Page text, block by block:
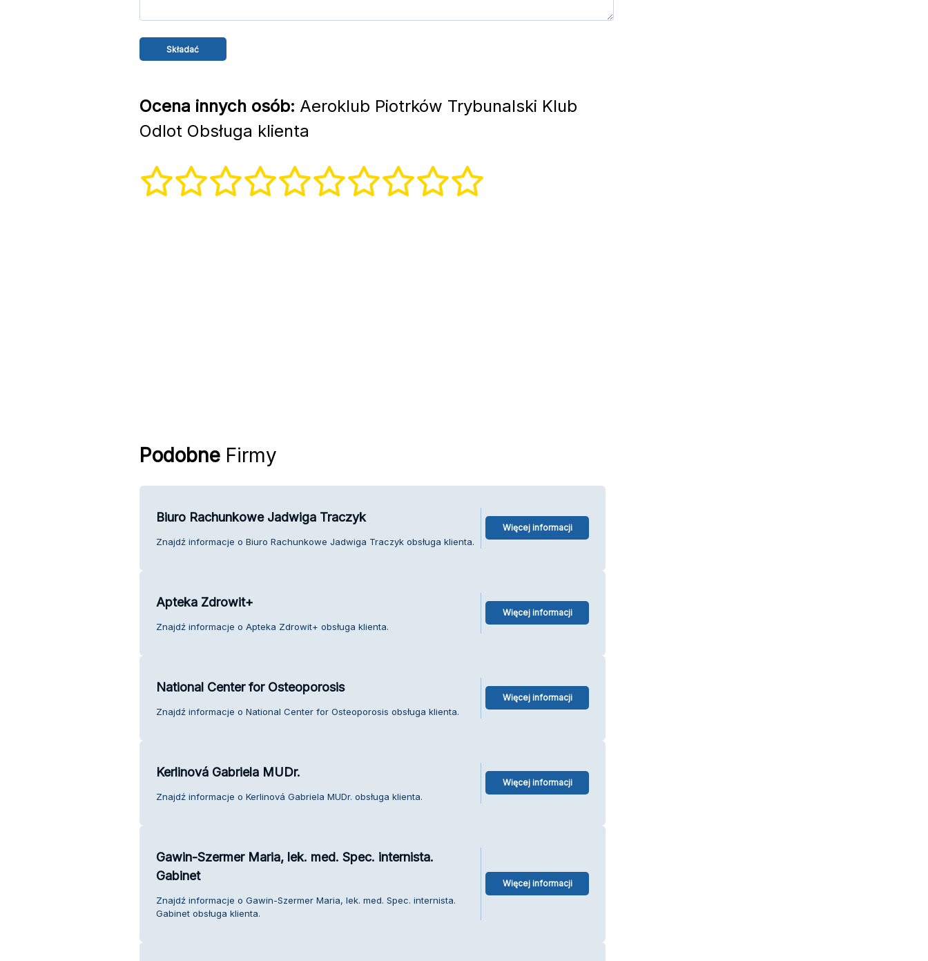
Ocena innych osób: Aeroklub Piotrków Trybunalski Klub
Odlot Obsługa klienta
PodobneFirmy
Biuro Rachunkowe Jadwiga Traczyk
Znajdź informacje o Biuro Rachunkowe Jadwiga Traczyk obsługa klienta.
Więcej informacji
Apteka Zdrowit+
Znajdź informacje o Apteka Zdrowit+ obsługa klienta.
Więcej informacji
National Center for Osteoporosis
Znajdź informacje o National Center for Osteoporosis obsługa klienta.
Więcej informacji
Kerlinová Gabriela MUDr.
Znajdź informacje o Kerlinová Gabriela MUDr. obsługa klienta.
Więcej informacji
Gawin-Szermer Maria, lek. med. Spec. internista.
Gabinet
Znajdź informacje o Gawin-Szermer Maria, lek. med. Spec. internista.
Gabinet obsługa klienta.
Więcej informacji